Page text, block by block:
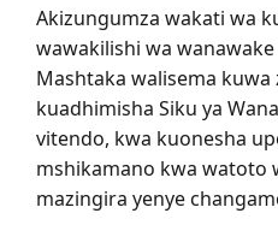
Akizungumza wakati wa
wawakilishi wa wanawake
Mashtaka walisema
kuadhimisha Siku ya
vitendo, kwa kuonesha
mshikamano kwa watoto
mazingira yenye